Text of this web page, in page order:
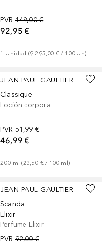
PVR 149,00 €
92,95 €
1 Unidad (9.295,00 € / 100 Un)
JEAN PAUL GAULTIER
Classique
Loción corporal
PVR 51,99 €
46,99 €
200 ml (23,50 € / 100 ml )
JEAN PAUL GAULTIER
Scandal
Elixir
Perfume Elixir
PVR 92,00 €